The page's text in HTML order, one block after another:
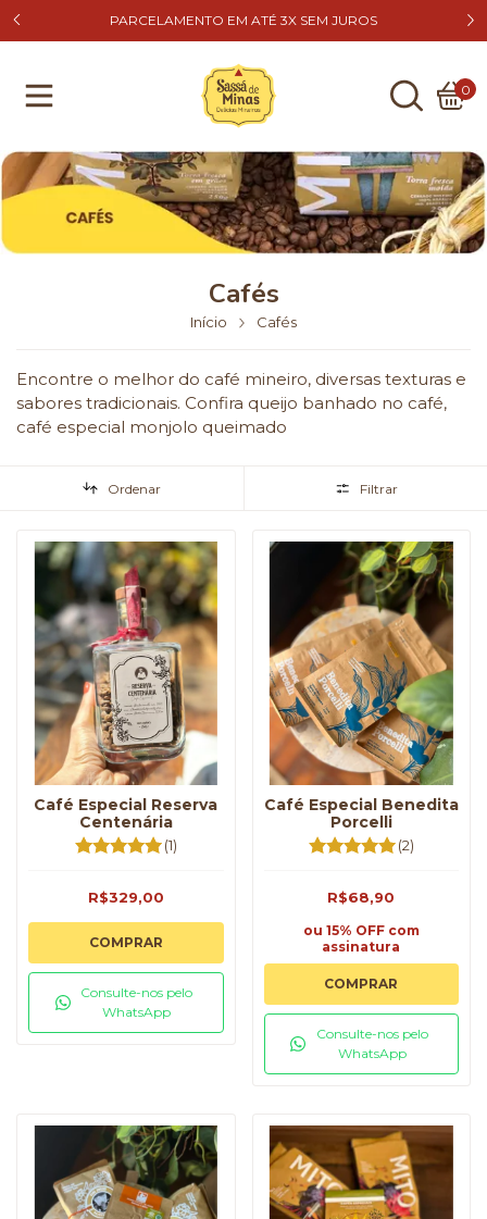
CUPOM DE DESCONTO NA PRIMEIRA COMPRA: SASSA5
0
Cafés
Início Cafés
Encontre o melhor do café mineiro, diversas texturas e
sabores tradicionais. Confira queijo banhado no café,
café especial monjolo queimado
Ordenar Filtrar
Café Especial Reserva
Centenária
(1)
R$329,00
COMPRAR
Consulte-nos pelo
WhatsApp
Café Especial Benedita
Porcelli
(2)
R$68,90
ou 15% OFF com
assinatura
COMPRAR
Consulte-nos pelo
WhatsApp